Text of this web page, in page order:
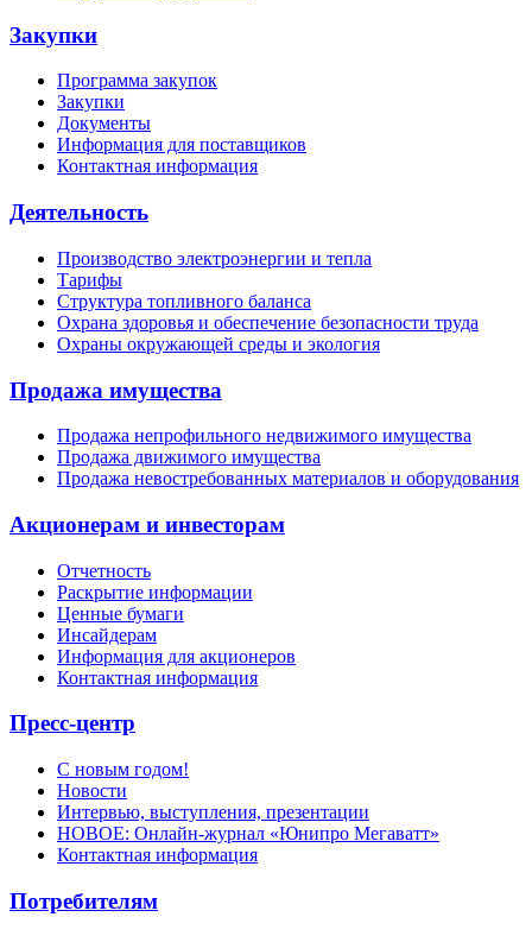
Закупки
Программа закупок
Закупки
Документы
Информация для поставщиков
Контактная информация
Деятельность
Производство электроэнергии и тепла
Тарифы
Структура топливного баланса
Охрана здоровья и обеспечение безопасности труда
Охраны окружающей среды и экология
Продажа имущества
Продажа непрофильного недвижимого имущества
Продажа движимого имущества
Продажа невостребованных материалов и оборудования
Акционерам и инвесторам
Отчетность
Раскрытие информации
Ценные бумаги
Инсайдерам
Информация для акционеров
Контактная информация
Пресс-центр
С новым годом!
Новости
Интервью, выступления, презентации
НОВОЕ: Онлайн-журнал «Юнипро Мегаватт»
Контактная информация
Потребителям